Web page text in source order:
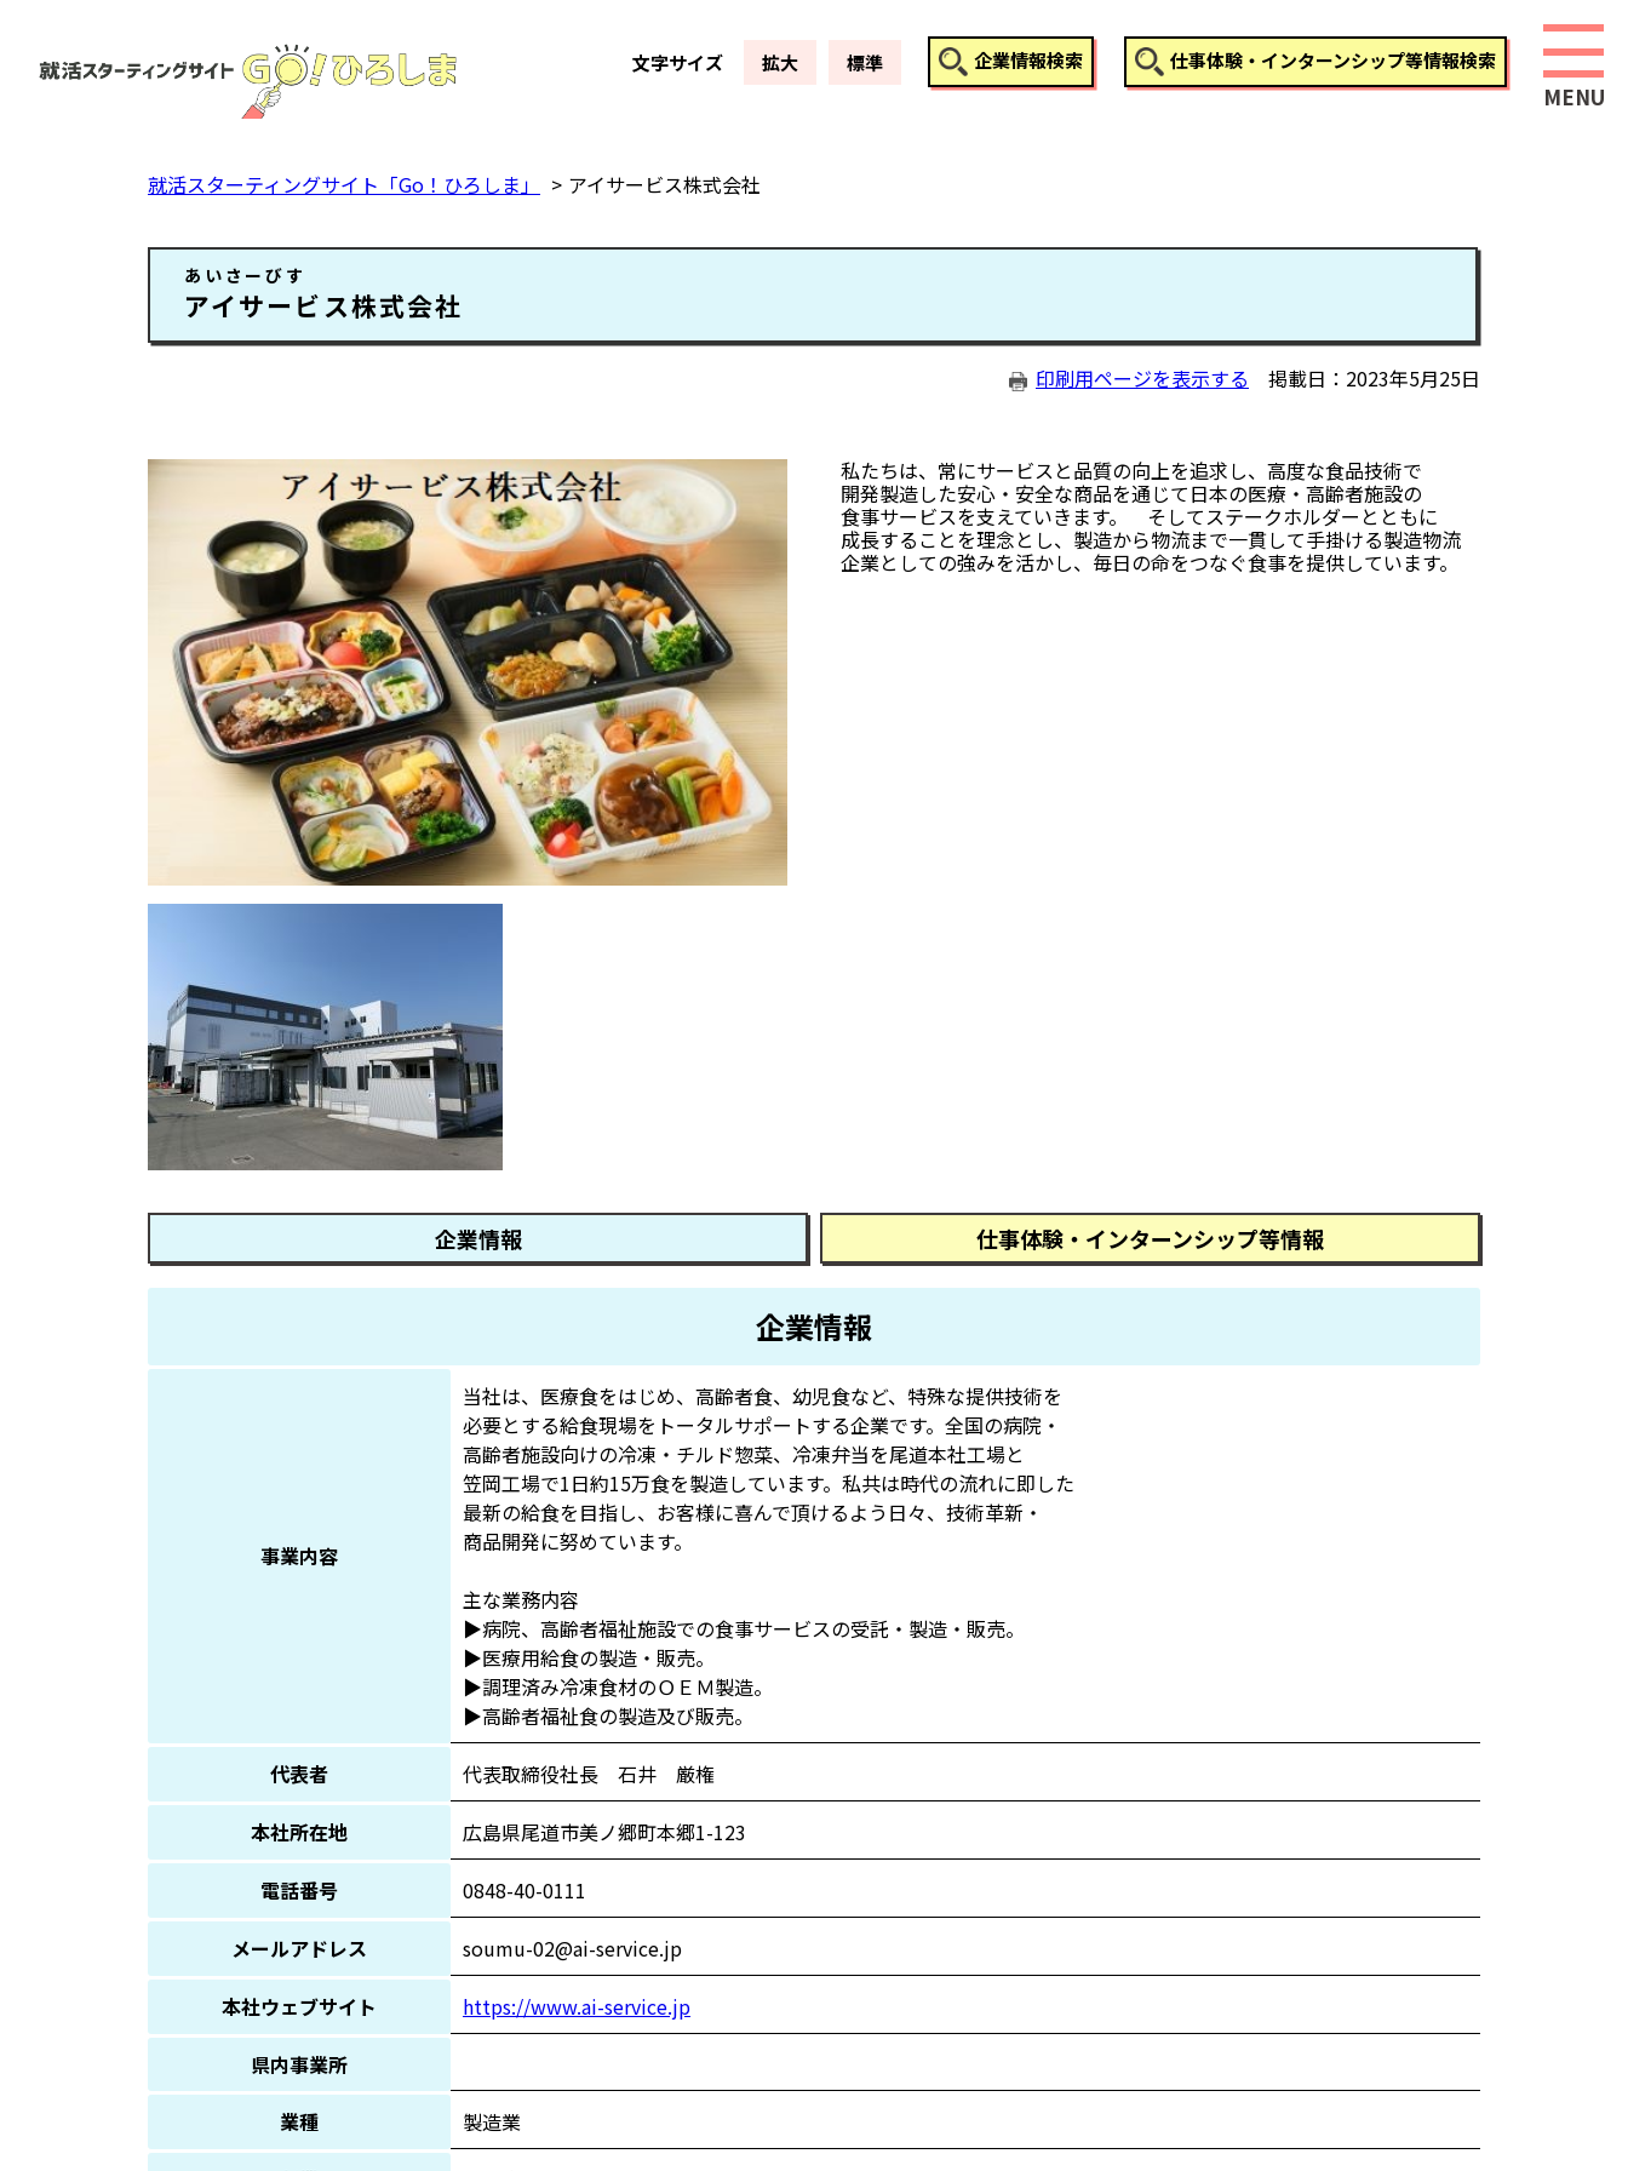
文字サイズ 拡大 標準 企業情報検索 仕事体験・インターンシップ等情報検索
就活スターティングサイト「Go！ひろしま」 アイサービス株式会社
あいさーびす
アイサービス株式会社
印刷用ページを表示する 掲載日 2023年5月25日
私たちは、常にサービスと品質の向上を追求し、高度な食品技術で
開発製造した安心・安全な商品を通じて日本の医療・高齢者施設の
食事サービスを支えていきます。 そしてステークホルダーとともに
成長することを理念とし、製造から物流まで一貫して手掛ける製造物流
企業としての強みを活かし、毎日の命をつなぐ食事を提供しています。
企業情報 仕事体験・インターンシップ等情報
企業情報
事業内容
当社は、医療食をはじめ、高齢者食、幼児食など、特殊な提供技術を
必要とする給食現場をトータルサポートする企業です。全国の病院・
高齢者施設向けの冷凍・チルド惣菜、冷凍弁当を尾道本社工場と
笠岡工場で1日約15万食を製造しています。私共は時代の流れに即した
最新の給食を目指し、お客様に喜んで頂けるよう日々、技術革新・
商品開発に努めています。
主な業務内容
▶病院、高齢者福祉施設での食事サービスの受託・製造・販売。
▶医療用給食の製造・販売。
▶調理済み冷凍食材のＯＥＭ製造。
▶高齢者福祉食の製造及び販売。
代表者
代表取締役社長 石井 厳権
本社所在地
広島県尾道市美ノ郷町本郷1-123
電話番号
0848-40-0111
メールアドレス
soumu-02@ai-service.jp
本社ウェブサイト
https://www.ai-service.jp
県内事業所
業種
製造業